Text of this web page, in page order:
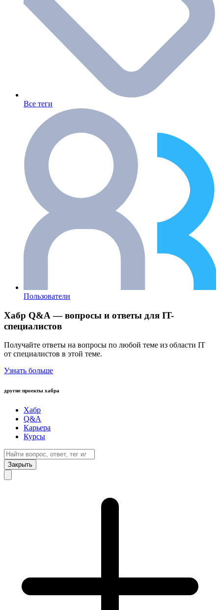
Все теги
Пользователи
Хабр Q&A — вопросы и ответы для IT-
специалистов
Получайте ответы на вопросы по любой теме из области IT
от специалистов в этой теме.
Узнать больше
другие проекты хабра
Хабр
Q&A
Карьера
Курсы
Закрыть